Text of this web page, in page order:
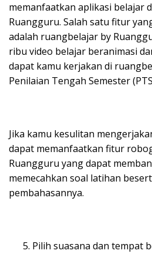
memanfaatkan aplikasi belajar
Ruangguru. Salah satu fitur
adalah ruangbelajar by
ribu video belajar beranimasi
dapat kamu kerjakan di
Penilaian Tengah Semester
Jika kamu kesulitan
dapat memanfaatkan fitur
Ruangguru yang dapat
memecahkan soal latihan
pembahasannya.
Pilih suasana dan tempat